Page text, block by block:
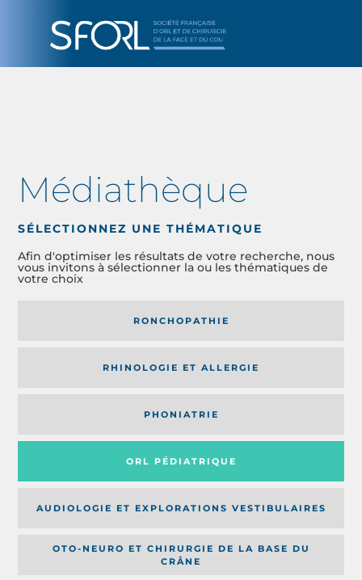
Médiathèque
SÉLECTIONNEZ UNE THÉMATIQUE
Afin d'optimiser les résultats de votre recherche, nous
vous invitons à sélectionner la ou les thématiques de
votre choix
RONCHOPATHIE
RHINOLOGIE ET ALLERGIE
PHONIATRIE
ORL PÉDIATRIQUE
AUDIOLOGIE ET EXPLORATIONS VESTIBULAIRES
OTO-NEURO ET CHIRURGIE DE LA BASE DU
CRÂNE